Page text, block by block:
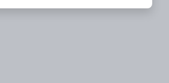
באתר